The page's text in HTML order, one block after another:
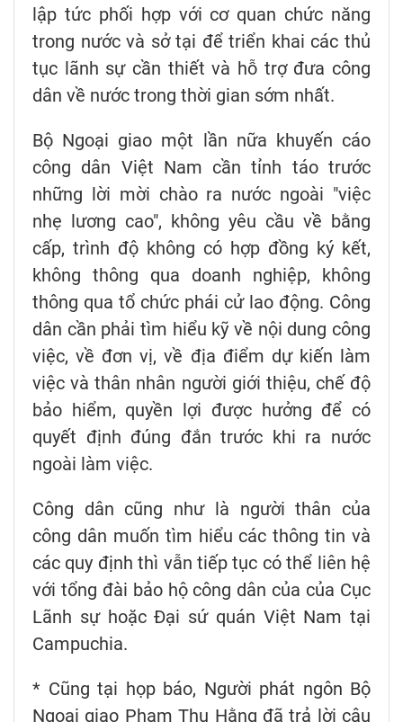
lập tức phối hợp với cơ quan chức năng
trong nước và sở tại để triển khai các thủ
tục lãnh sự cần thiết và hỗ trợ đưa công
dân về nước trong thời gian sớm nhất.
Bộ Ngoại giao một lần nữa khuyến cáo
công dân Việt Nam cần tỉnh táo trước
những lời mời chào ra nước ngoài "việc
nhẹ lương cao", không yêu cầu về bằng
cấp, trình độ không có hợp đồng ký kết,
không thông qua doanh nghiệp, không
thông qua tổ chức phái cử lao động. Công
dân cần phải tìm hiểu kỹ về nội dung công
việc, về đơn vị, về địa điểm dự kiến làm
việc và thân nhân người giới thiệu, chế độ
bảo hiểm, quyền lợi được hưởng để có
quyết định đúng đắn trước khi ra nước
ngoài làm việc.
Công dân cũng như là người thân của
công dân muốn tìm hiểu các thông tin và
các quy định thì vẫn tiếp tục có thể liên hệ
với tổng đài bảo hộ công dân của của Cục
Lãnh sự hoặc Đại sứ quán Việt Nam tại
Campuchia.
* Cũng tại họp báo, Người phát ngôn Bộ
Ngoại giao Phạm Thu Hằng đã trả lời câu